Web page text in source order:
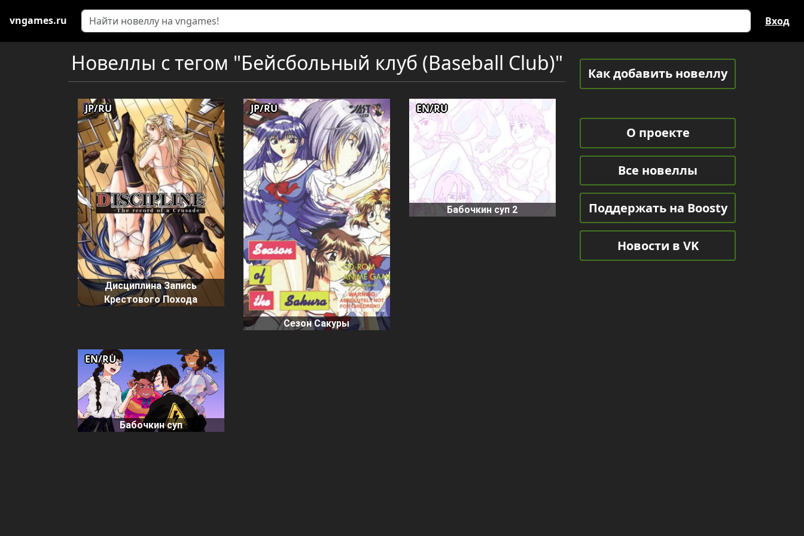
vngames.ru Вход
Новеллы с тегом "Бейсбольный клуб (Baseball Club)"
Дисциплина Запись
Крестового Похода
JP/RU
Сезон Сакуры
JP/RU
Бабочкин суп 2
EN/RU
Бабочкин суп
EN/RU
Как добавить новеллу
О проекте
Все новеллы
Поддержать на Boosty
Новости в VK